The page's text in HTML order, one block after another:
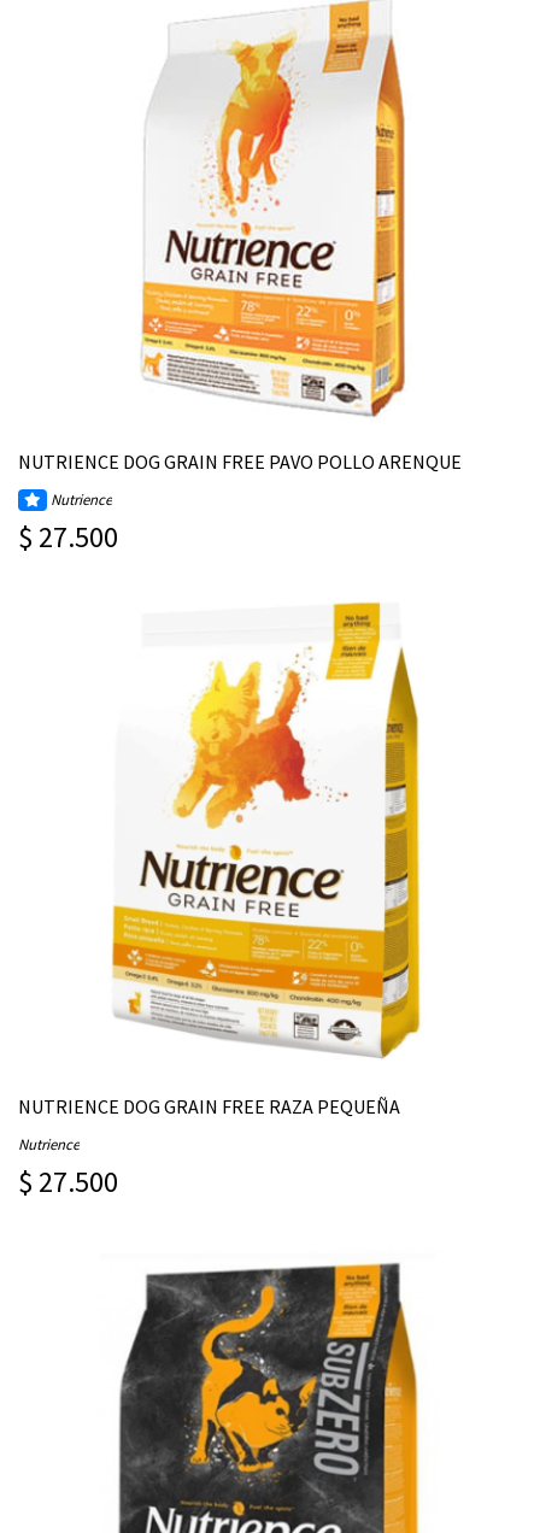
NUTRIENCE DOG GRAIN FREE PAVO POLLO ARENQUE
Nutrience
$ 27.500
NUTRIENCE DOG GRAIN FREE RAZA PEQUEÑA
Nutrience
$ 27.500